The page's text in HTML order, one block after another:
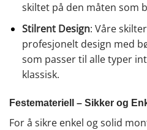
skiltet på den måten som
Stilrent Design: Våre
profesjonelt design med
som passer til alle typer
klassisk.
Festemateriell – Sikker og
For å sikre enkel og solid